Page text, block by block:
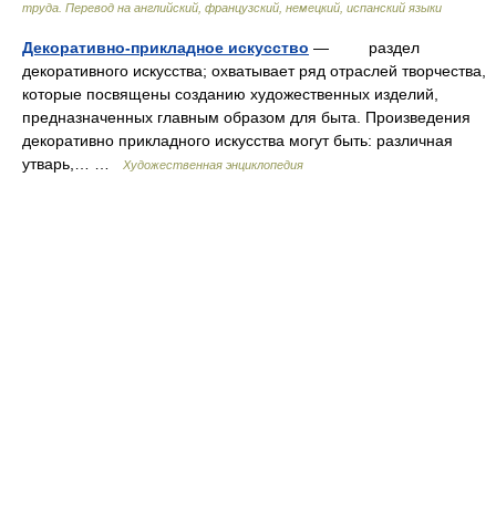
труда. Перевод на английский, французский, немецкий, испанский языки
Декоративно-прикладное искусство — раздел
декоративного искусства; охватывает ряд отраслей творчества,
которые посвящены созданию художественных изделий,
предназначенных главным образом для быта. Произведения
декоративно прикладного искусства могут быть: различная
утварь,… …
Художественная энциклопедия